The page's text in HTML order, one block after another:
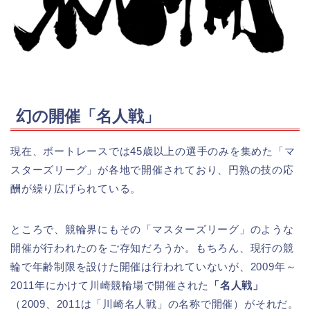
幻の開催「名人戦」
現在、ボートレースでは45歳以上の選手のみを集めた「マ
スターズリーグ」が各地で開催されており、円熟の技の応
酬が繰り広げられている。
ところで、競輪界にもその「マスターズリーグ」のような
開催が行われたのをご存知だろうか。もちろん、現行の競
輪で年齢制限を設けた開催は行われていないが、2009年～
2011年にかけて川崎競輪場で開催された
「名人戦」
（2009、2011は「川崎名人戦」の名称で開催）がそれだ。